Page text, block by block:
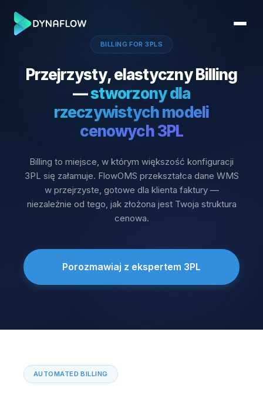
BILLING FOR 3PLS
Przejrzysty, elastyczny Billing
—stworzony dla
rzeczywistych modeli
cenowych 3PL
Billing to miejsce, w którym większość konfiguracji
3PL się załamuje. FlowOMS przekształca dane WMS
w przejrzyste, gotowe dla klienta faktury —
niezależnie od tego, jak złożona jest Twoja struktura
cenowa.
Porozmawiaj z ekspertem 3PL
AUTOMATED BILLING